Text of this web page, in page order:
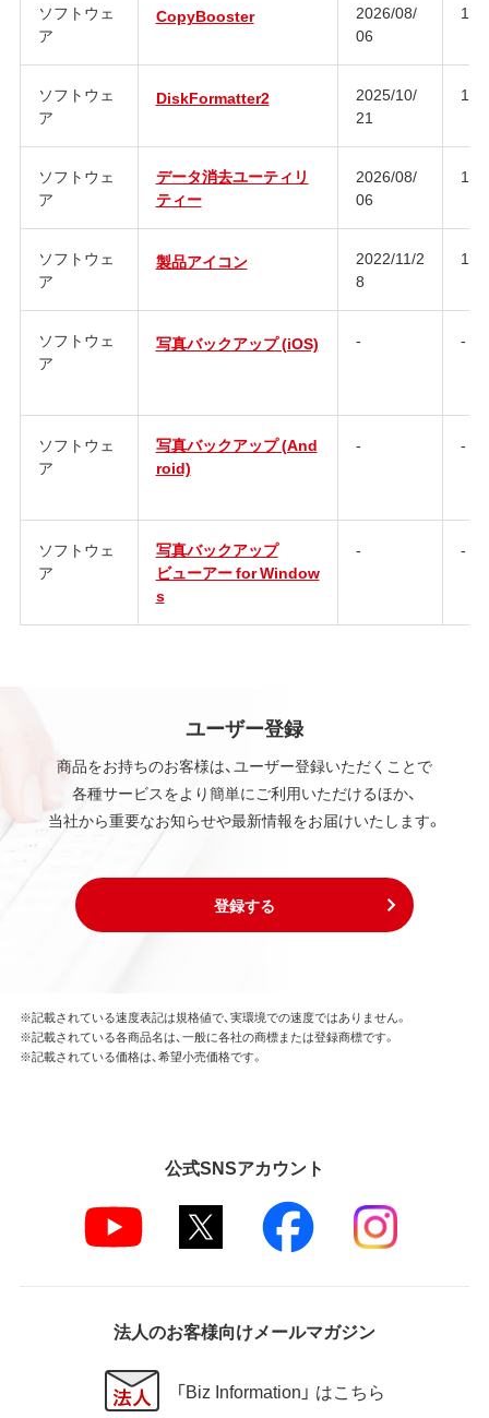
ソフトウェ
ア
CopyBooster
2026/08/
06
ソフトウェ
ア
DiskFormatter2
2025/10/
21
ソフトウェ
ア
データ消去ユーティリ
ティー
2026/08/
06
ソフトウェ
ア
製品アイコン
2022/11/2
8
ソフトウェ
ア
写真バックアップ (iOS) - -
ソフトウェ
ア
写真バックアップ (And
roid)
- -
ソフトウェ
ア
写真バックアップ
ビューアー for Window
s
- -
ユーザー登録
商品をお持ちのお客様は、ユーザー登録いただくことで
各種サービスをより簡単にご利用いただけるほか、
当社から重要なお知らせや最新情報をお届けいたします。
登録する
※記載されている速度表記は規格値で、実環境での速度ではありません。
※記載されている各商品名は、一般に各社の商標または登録商標です。
※記載されている価格は、希望小売価格です。
公式SNSアカウント
法人のお客様向けメールマガジン
「Biz Information」 はこちら